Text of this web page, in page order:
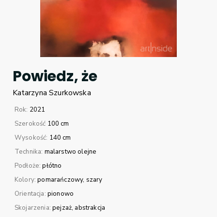
Powiedz, że
Katarzyna Szurkowska
Rok: 2021
Szerokość 100 cm
Wysokość: 140 cm
Technika: malarstwo olejne
Podłoże:płótno
Kolory:pomarańczowy szary
Orientacja: pionowo
Skojarzenia:pejzaż abstrakcja